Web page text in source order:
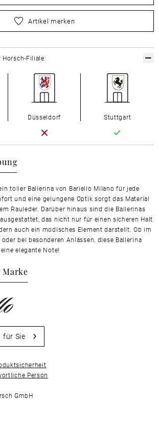
wählen Sie zuerst Ihre Größe aus
Artikel merken
toller Ballerina von Bariello Milano für jede
und eine gelungene Optik sorgt das Material
Rauleder. Darüber hinaus sind die Ballerinas
das nicht nur für einen sicheren Halt
auch ein modisches Element darstellt. Ob im
bei besonderen Anlässen, diese Ballerina
elegante Note!
für Sie
Person
GmbH
Filiale:
Düsseldorf Stuttgart